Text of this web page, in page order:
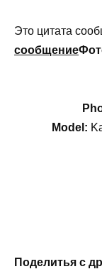
Это цитата
сообщение
Model:
Поделитья с